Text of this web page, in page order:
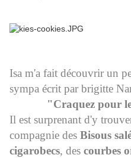
Isa m'a fait découvrir un
sympa écrit par brigitte
"Craquez pour
Il est surprenant d'y
compagnie des Bisous
cigarobecs, des courbes